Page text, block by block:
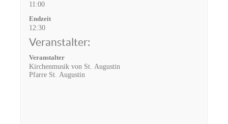
11:00
Endzeit
12:30
Veranstalter:
Veranstalter
Kirchenmusik von St. Augustin
Pfarre St. Augustin